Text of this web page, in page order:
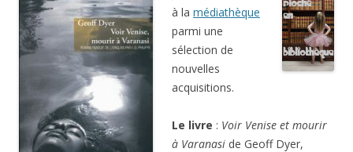
à la médiathèque
parmi une
sélection de
nouvelles
acquisitions.
Le livre : Voir Venise et mourir
à Varanasi de Geoff Dyer,